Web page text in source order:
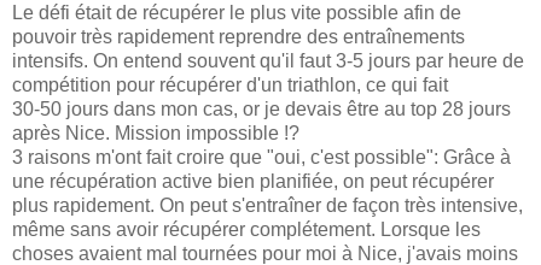
Le défi était de récupérer le plus vite possible afin de
pouvoir très rapidement reprendre des entraînements
intensifs. On entend souvent qu'il faut 3-5 jours par heure de
compétition pour récupérer d'un triathlon, ce qui fait
30-50 jours dans mon cas, or je devais être au top 28 jours
après Nice. Mission impossible !?
3 raisons m'ont fait croire que "oui, c'est possible": Grâce à
une récupération active bien planifiée, on peut récupérer
plus rapidement. On peut s'entraîner de façon très intensive,
même sans avoir récupérer complétement. Lorsque les
choses avaient mal tournées pour moi à Nice, j'avais moins